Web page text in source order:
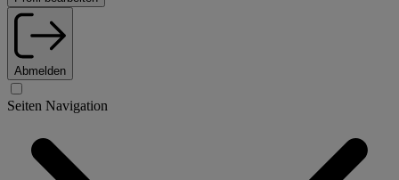
Abmelden
Seiten Navigation